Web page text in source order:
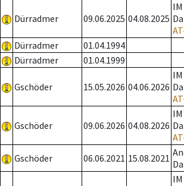
Dürradmer 09.06.2025 04.08.2025
Dürradmer
01.04.1994
Dürradmer 01.04.1999
Gschöder 15.05.2026 04.06.2026
Gschöder 09.06.2026 04.08.2026
Gschöder 06.06.2021 15.08.2021